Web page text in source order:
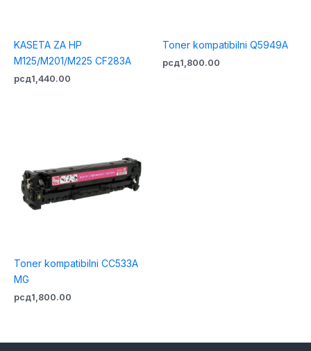
KASETA ZA HP
M125/M201/M225 CF283A
рсд1,440.00
Toner kompatibilni Q5949A
рсд1,800.00
Toner kompatibilni CC533A
MG
рсд1,800.00